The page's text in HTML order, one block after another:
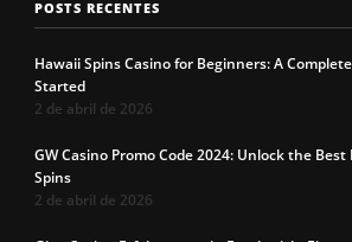
POSTS RECENTES
Hawaii Spins Casino for Beginners: A
Started
2 de abril de 2026
GW Casino Promo Code 2024: Unlock the
Spins
2 de abril de 2026